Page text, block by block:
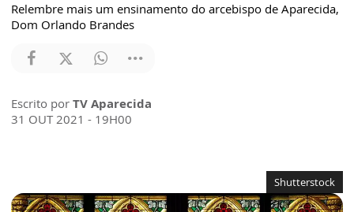
Relembre mais um ensinamento do arcebispo de Aparecida,
Dom Orlando Brandes
Escrito por TV Aparecida
31 OUT 2021 - 19H00
Shutterstock